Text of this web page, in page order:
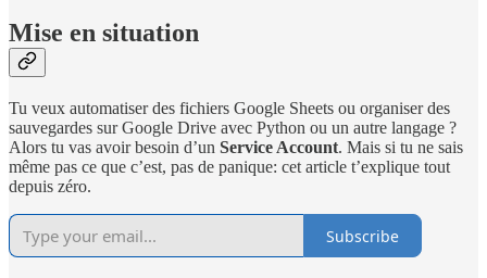
Mise en situation
Tu veux automatiser des fichiers Google Sheets ou organiser des
sauvegardes sur Google Drive avec Python ou un autre langage ?
Alors tu vas avoir besoin d’un Service Account. Mais si tu ne sais
même pas ce que c’est, pas de panique: cet article t’explique tout
depuis zéro.
Subscribe